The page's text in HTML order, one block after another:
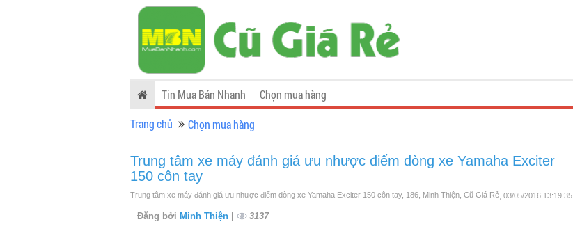
Tin Mua Bán Nhanh
Chọn mua hàng
Trang chủ
Chọn mua hàng
Trung tâm xe máy đánh giá ưu nhược điểm dòng xe Yamaha Exciter
150 côn tay
Trung tâm xe máy đánh giá ưu nhược điểm dòng xe Yamaha Exciter 150 côn tay, 186, Minh Thiện, Cũ Giá Rẻ , 03/05/2016 13:19:35
Đăng bởi Minh Thiện | 3137